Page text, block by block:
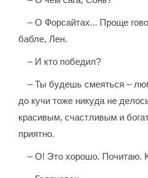
– О Форсайтах... Проще
бабле, Лен.
– И кто победил?
– Ты будешь смеяться –
до кучи тоже никуда не
красивым, счастливым и
приятно.
– О! Это хорошо. Почитаю.